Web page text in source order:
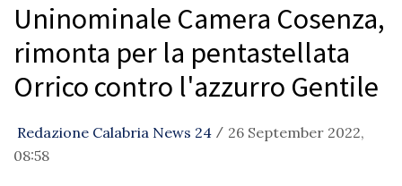
Uninominale Camera Cosenza,
rimonta per la pentastellata
Orrico contro l'azzurro Gentile
Redazione Calabria News 24 / 26 September 2022,
08:58